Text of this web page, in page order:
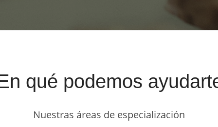
qué podemos
Nuestras áreas de especialización